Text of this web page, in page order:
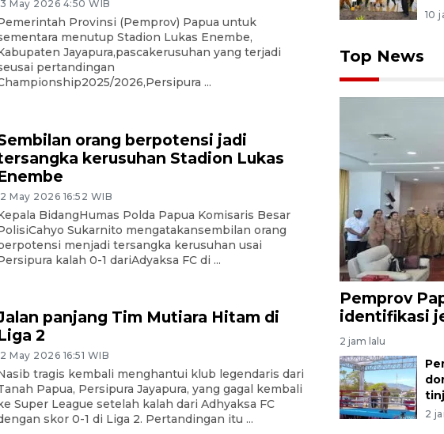
May 2026 4:50 WIB
Provinsi (Pemprov) Papua untuk
menutup Stadion Lukas Enembe,
Jayapura,pascakerusuhan yang terjadi
pertandingan
2026,Persipura ...
orang berpotensi jadi
kerusuhan Stadion Lukas
May 2026 16:52 WIB
BidangHumas Polda Papua Komisaris Besar
Sukarnito mengatakansembilan orang
menjadi tersangka kerusuhan usai
kalah 0-1 dariAdyaksa FC di ...
panjang Tim Mutiara Hitam di
2
May 2026 16:51 WIB
tragis kembali menghantui klub legendaris dari
Papua, Persipura Jayapura, yang gagal kembali
Super League setelah kalah dari Adhyaksa FC
skor 0-1 di Liga 2. Pertandingan itu ...
10
Top News
Pemprov
identifikasi
2 jam lalu
2